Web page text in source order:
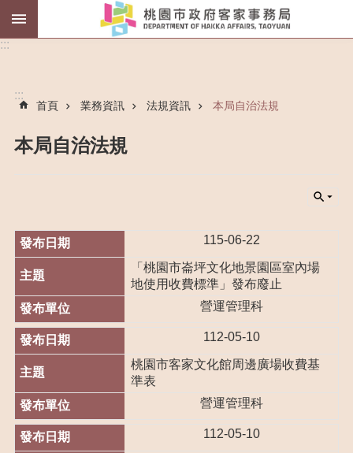
客
認
證
尋
認
識
我
訊
息
公
告
:::
:::
首頁 業務資訊 法規資訊 本局自治法規
本局自治法規
115-06-22
「桃園市崙坪文化地景園區室內場
地使用收費標準」發布廢止
營運管理科
112-05-10
桃園市客家文化館周邊廣場收費基
準表
營運管理科
112-05-10